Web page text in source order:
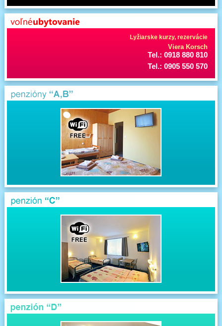
Lyžiarske kurzy, rezervácie
Viera Korsch
Tel.: 0918 880 810
Tel.: 0905 550 570